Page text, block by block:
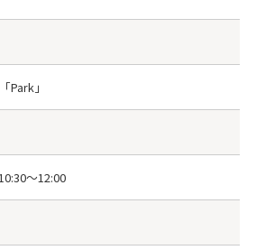
Park」
～12:00